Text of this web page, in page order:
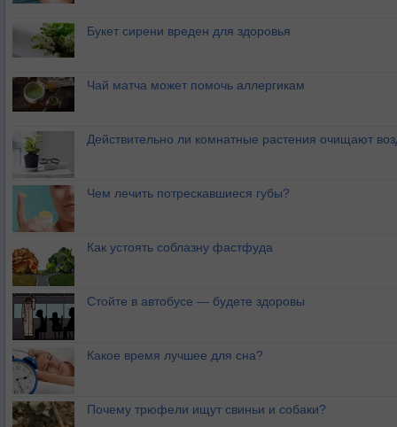
Букет сирени вреден для здоровья
Чай матча может помочь аллергикам
Действительно ли комнатные растения очищают
Чем лечить потрескавшиеся губы?
Как устоять соблазну фастфуда
Стойте в автобусе — будете здоровы
Какое время лучшее для сна?
Почему трюфели ищут свиньи и собаки?